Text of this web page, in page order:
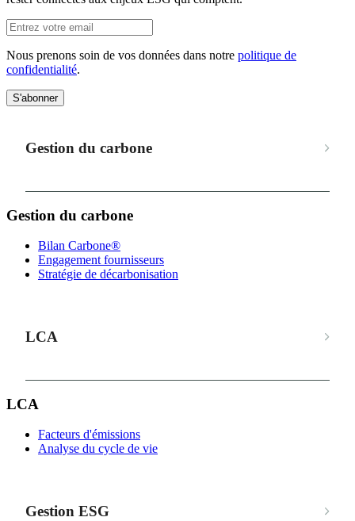
Nous prenons soin de vos données dans notre politique de
confidentialité.
S'abonner
Gestion du carbone
Gestion du carbone
Bilan Carbone®
Engagement fournisseurs
Stratégie de décarbonisation
LCA
LCA
Facteurs d'émissions
Analyse du cycle de vie
Gestion ESG